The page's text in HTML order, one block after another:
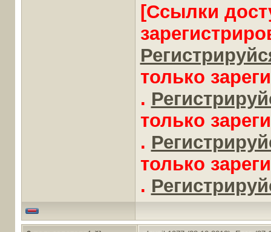
[Ссылки
только
.
только
.
только
.